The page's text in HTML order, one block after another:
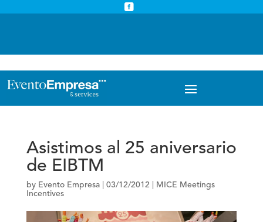

Asistimos al 25 aniversario
de EIBTM
by Evento Empresa| 03/12/2012
MICE Meetings
Incentives